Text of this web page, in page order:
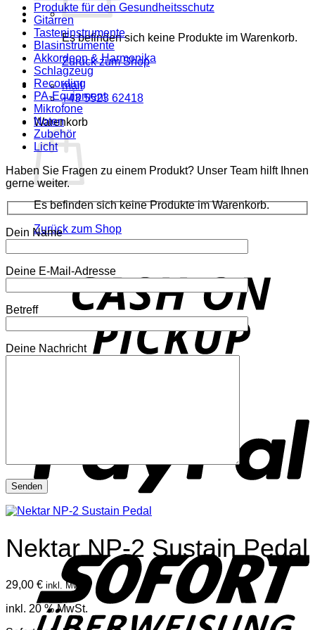
Es befinden sich keine Produkte im Warenkorb.
Zurück zum Shop
mail
+43 5523 62418
Warenkorb
Es befinden sich keine Produkte im Warenkorb.
Zurück zum Shop
Produkte für den Gesundheitsschutz
Gitarren
Tasteninstrumente
Blasinstrumente
Akkordeon & Harmonika
Schlagzeug
Recording
PA-Equipment
Mikrofone
Noten
Zubehör
Licht
Haben Sie Fragen zu einem Produkt? Unser Team hilft Ihnen
gerne weiter.
Dein Name
Deine E-Mail-Adresse
Betreff
Deine Nachricht
Nektar NP-2 Sustain Pedal
29,00 € inkl. Mwst
inkl. 20 % MwSt.